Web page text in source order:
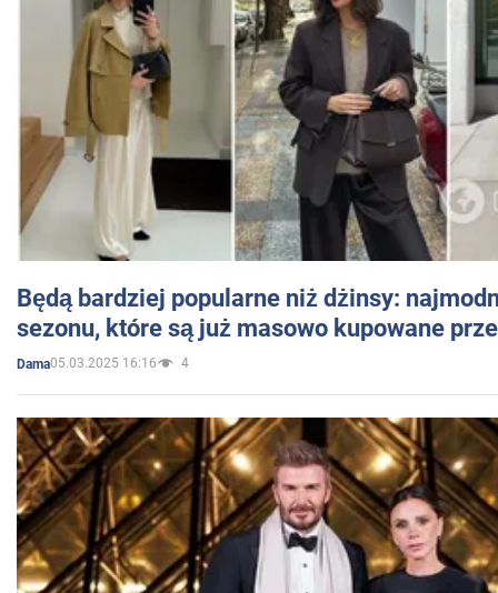
Będą bardziej popularne niż dżinsy:
sezonu, które są już masowo kupowane
Dama05.03.2025 16:16 4